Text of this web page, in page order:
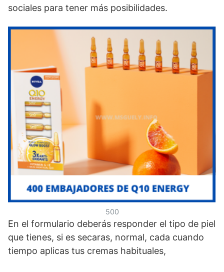
sociales para tener más posibilidades.
500
En el formulario deberás responder el tipo de piel
que tienes, si es secaras, normal, cada cuando
tiempo aplicas tus cremas habituales,